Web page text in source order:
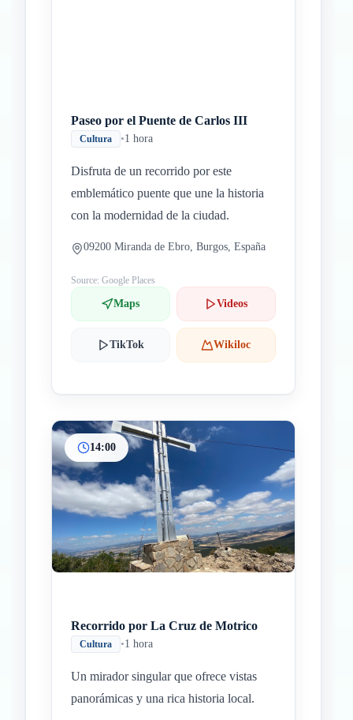
Paseo por el Puente de Carlos III
Cultura •1 hora
Disfruta de un recorrido por este
emblemático puente que une la historia
con la modernidad de la ciudad.
09200 Miranda de Ebro, Burgos, España
Source: Google Places
Maps Videos
TikTok Wikiloc
14:00
Recorrido por La Cruz de Motrico
Cultura •1 hora
Un mirador singular que ofrece vistas
panorámicas y una rica historia local.